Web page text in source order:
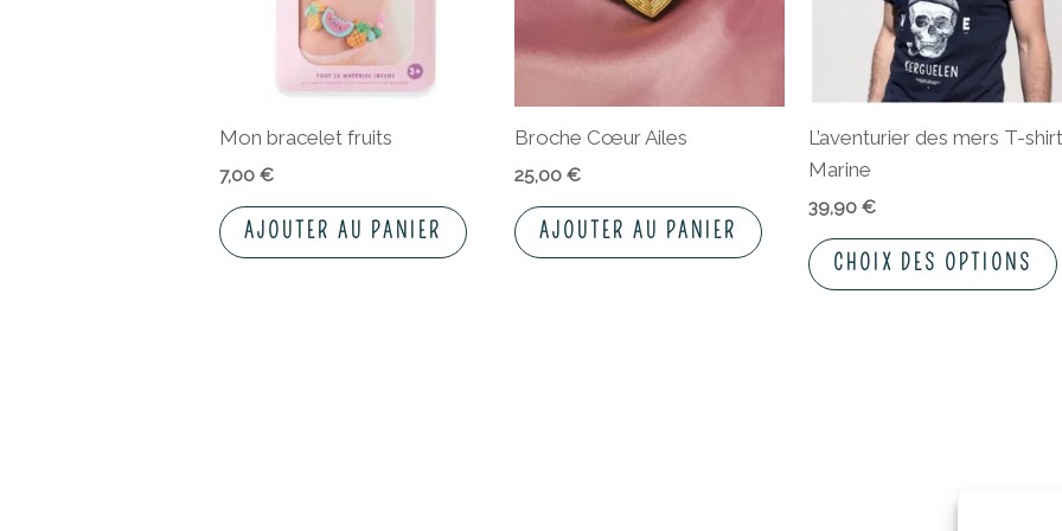
Mon bracelet fruits
7,00€
AJOUTER AU PANIER
Broche Cœur Ailes
25,00 €
AJOUTER AU PANIER
L’aventurier des mers T-shirt
Marine
39,90 €
CHOIX DES OPTIONS